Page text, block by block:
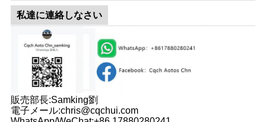
私達に連絡しなさい
販売部長:Samking劉
電子メール:chris@cqchui.com